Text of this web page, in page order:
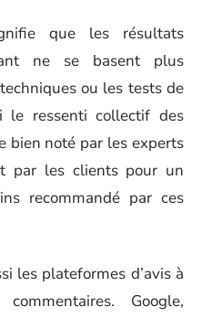
que les résultats
ne se basent plus
ou les tests de
le ressenti collectif des
bien noté par les experts
par les clients pour un
recommandé par ces
les plateformes d’avis à
Google,